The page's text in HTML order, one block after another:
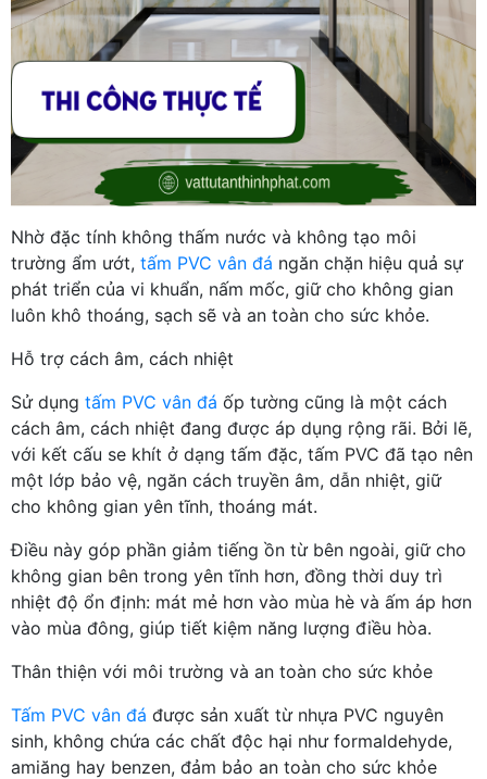
Nhờ đặc tính không thấm nước và không tạo môi
trường ẩm ướt, tấm PVC vân đá ngăn chặn hiệu quả sự
phát triển của vi khuẩn, nấm mốc, giữ cho không gian
luôn khô thoáng, sạch sẽ và an toàn cho sức khỏe.
Hỗ trợ cách âm, cách nhiệt
Sử dụng tấm PVC vân đá ốp tường cũng là một cách
cách âm, cách nhiệt đang được áp dụng rộng rãi. Bởi lẽ,
với kết cấu se khít ở dạng tấm đặc, tấm PVC đã tạo nên
một lớp bảo vệ, ngăn cách truyền âm, dẫn nhiệt, giữ
cho không gian yên tĩnh, thoáng mát.
Điều này góp phần giảm tiếng ồn từ bên ngoài, giữ cho
không gian bên trong yên tĩnh hơn, đồng thời duy trì
nhiệt độ ổn định: mát mẻ hơn vào mùa hè và ấm áp hơn
vào mùa đông, giúp tiết kiệm năng lượng điều hòa.
Thân thiện với môi trường và an toàn cho sức khỏe
Tấm PVC vân đá được sản xuất từ nhựa PVC nguyên
sinh, không chứa các chất độc hại như formaldehyde,
amiăng hay benzen, đảm bảo an toàn cho sức khỏe